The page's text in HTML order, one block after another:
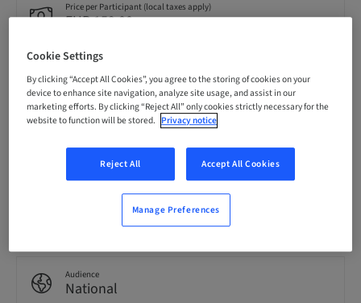
Price per Participant (local taxes apply)
EUR 159.00
Language
Dutch
0.00 Points
Audience
National
Cookie Settings
By clicking “Accept All Cookies”, you agree to the storing of cookies on your
device to enhance site navigation, analyze site usage, and assist in our
marketing efforts. By clicking “Reject All” only cookies strictly necessary for the
website to function will be stored. Privacy notice
Reject All Accept All Cookies
Manage Preferences